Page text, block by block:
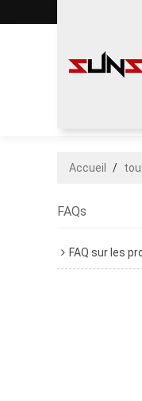
Accueil /
FAQs
FAQ sur les